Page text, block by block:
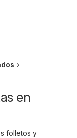
en
folletos y